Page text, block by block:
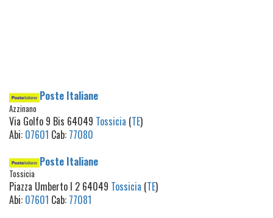
Poste Italiane
Azzinano
Via Golfo 9 Bis 64049 Tossicia (TE)
Abi: 07601 Cab: 77080
Poste Italiane
Tossicia
Piazza Umberto I 2 64049 Tossicia (TE)
Abi: 07601 Cab: 77081